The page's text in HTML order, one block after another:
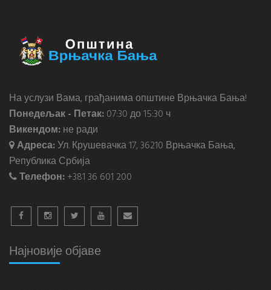
На услузи Вама, грађанима општине Врњачка Бања!
Понедељак - Петак:07:30 до 15:30 ч
Викендом:не ради
Адреса:Ул. Крушевачка 17, 36210 Врњачка Бања,
Република Србија
Телефон:+381 36 601 200
Најновије објаве